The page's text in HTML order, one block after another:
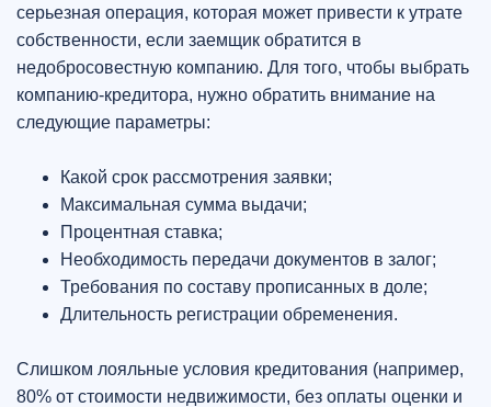
серьезная операция, которая может привести к утрате
собственности, если заемщик обратится в
недобросовестную компанию. Для того, чтобы выбрать
компанию-кредитора, нужно обратить внимание на
следующие параметры:
Какой срок рассмотрения заявки;
Максимальная сумма выдачи;
Процентная ставка;
Необходимость передачи документов в залог;
Требования по составу прописанных в доле;
Длительность регистрации обременения.
Слишком лояльные условия кредитования (например,
80% от стоимости недвижимости, без оплаты оценки и